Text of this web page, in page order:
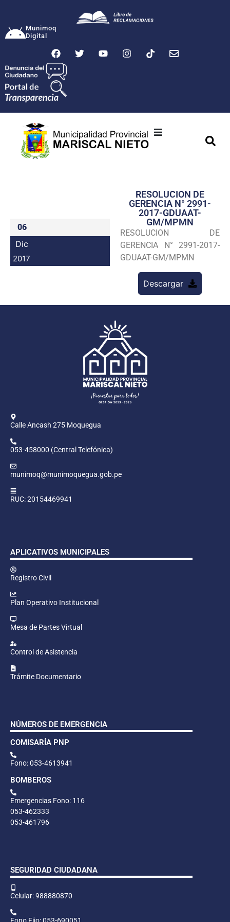
Munimoq
Digital
Transparencia
Seguridad
Programas
06
Dic
2017
RESOLUCION DE
GERENCIA N° 2991-
2017-GDUAAT-
GM/MPMN
RESOLUCION DE
GERENCIA N° 2991-2017-
GDUAAT-GM/MPMN
Descargar
Calle Ancash 275 Moquegua
053-458000 (Central Telefónica)
munimoq@munimoquegua.gob.pe
RUC: 20154469941
APLICATIVOS MUNICIPALES
Registro Civil
Plan Operativo Institucional
Mesa de Partes Virtual
Control de Asistencia
Trámite Documentario
NÚMEROS DE EMERGENCIA
COMISARÍA PNP
Fono: 053-4613941
BOMBEROS
Emergencias Fono: 116
053-462333
053-461796
SEGURIDAD CIUDADANA
Celular: 988880870
Fono Fijo: 053-690051